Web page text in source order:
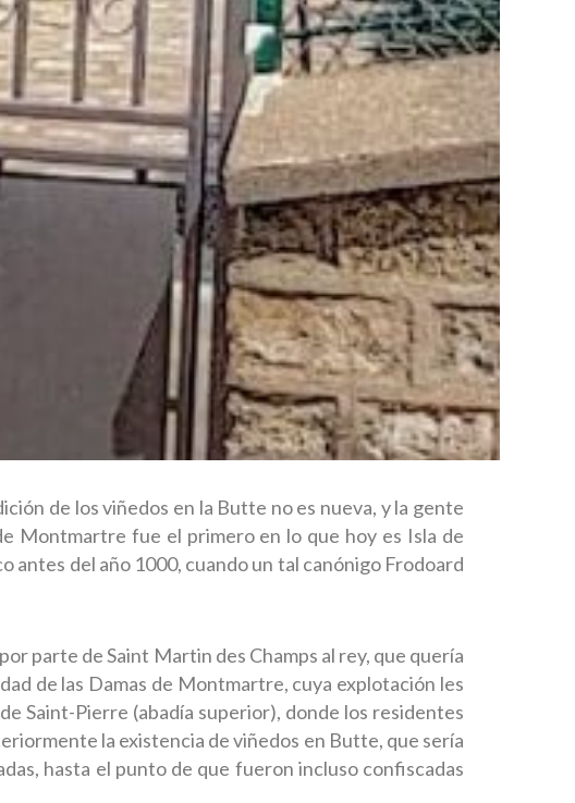
de los viñedos en la Butte no es nueva, y la gente
Montmartre fue el primero en lo que hoy es Isla de
antes del año 1000, cuando un tal canónigo Frodoard
parte de Saint Martin des Champs al rey, que quería
de las Damas de Montmartre, cuya explotación les
Saint-Pierre (abadía superior), donde los residentes
la existencia de viñedos en Butte, que sería
hasta el punto de que fueron incluso confiscadas